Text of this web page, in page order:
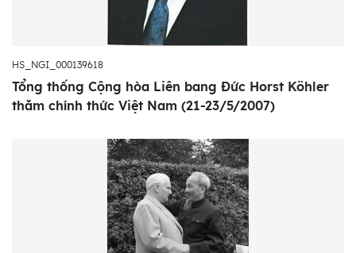
HS_NGI_000139618
Tổng thống Cộng hòa Liên bang Đức Horst Köhler
thăm chính thức Việt Nam (21-23/5/2007)